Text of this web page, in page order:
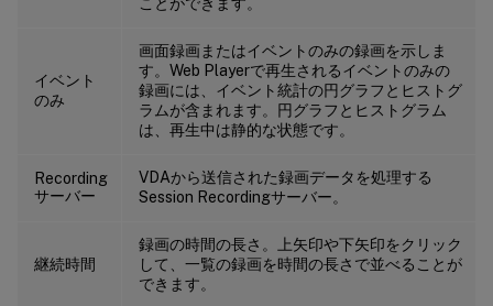
イベント
のみ
画面録画またはイベントのみの録画を示しま
す。Web Playerで再生されるイベントのみの
録画には、イベント統計の円グラフとヒストグ
ラムが含まれます。円グラフとヒストグラム
は、再生中は静的な状態です。
Recording
サーバー
VDAから送信された録画データを処理する
Session Recordingサーバー。
継続時間
録画の時間の長さ。上矢印や下矢印をクリック
して、一覧の録画を時間の長さで並べることが
できます。